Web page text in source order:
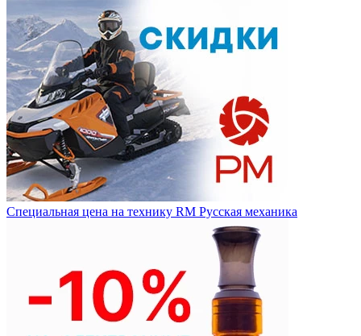
Специальная цена на технику RM Русская механика